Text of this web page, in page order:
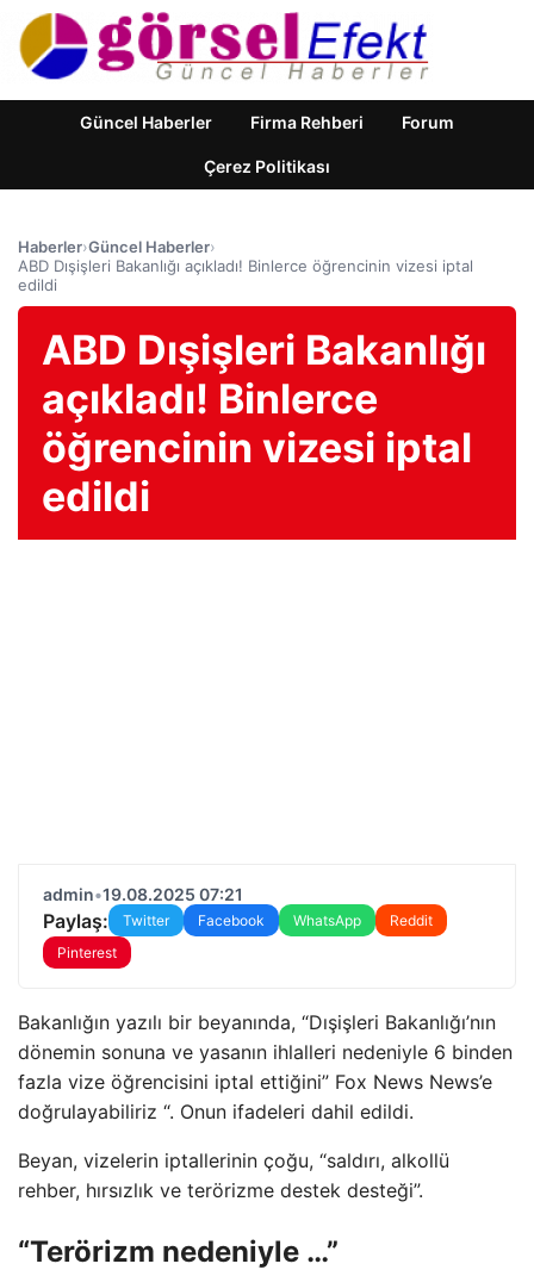
Güncel Haberler Firma Rehberi Forum
Çerez Politikası
Haberler›Güncel Haberler›
ABD Dışişleri Bakanlığı açıkladı! Binlerce öğrencinin vizesi iptal
edildi
ABD Dışişleri Bakanlığı
açıkladı! Binlerce
öğrencinin vizesi iptal
edildi
admin•19.08.2025 07:21
Paylaş: Twitter Facebook WhatsApp
Reddit
Pinterest
Bakanlığın yazılı bir beyanında, “Dışişleri Bakanlığı’nın
dönemin sonuna ve yasanın ihlalleri nedeniyle 6 binden
fazla vize öğrencisini iptal ettiğini” Fox News News’e
doğrulayabiliriz “. Onun ifadeleri dahil edildi.
Beyan, vizelerin iptallerinin çoğu, “saldırı, alkollü
rehber, hırsızlık ve terörizme destek desteği”.
“Terörizm nedeniyle …”